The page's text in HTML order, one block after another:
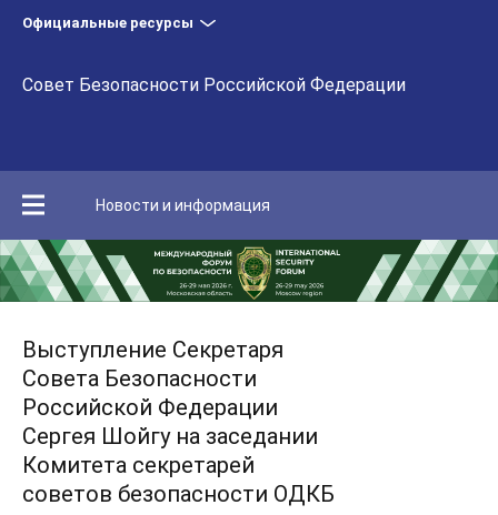
Официальные ресурсы
Совет Безопасности Российской Федерации
Новости и информация
Выступление Секретаря
Совета Безопасности
Российской Федерации
Сергея Шойгу на заседании
Комитета секретарей
советов безопасности ОДКБ